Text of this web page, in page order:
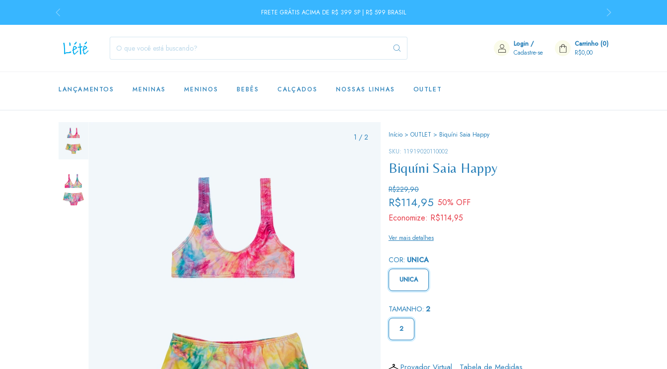
FRETE GRÁTIS ACIMA DE R$ 399 SP | R$ 599 BRASIL
Login /
Cadastre-se
Carrinho (0)
R$0,00
LANÇAMENTOS MENINAS MENINOS BEBÊS CALÇADOS NOSSAS LINHAS OUTLET
1 / 2 Início > OUTLET > Biquíni Saia Happy
SKU: 11919020110002
Biquíni Saia Happy
R$229,90
R$114,95 50% OFF
Economize: R$114,95
Ver mais detalhes
COR: UNICA
UNICA
TAMANHO: 2
2